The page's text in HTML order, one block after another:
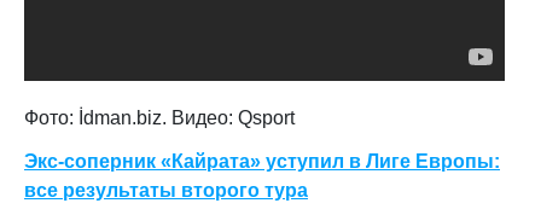
Фото: İdman.biz. Видео: Qsport
Экс-соперник «Кайрата» уступил в Лиге Европы:
все результаты второго тура